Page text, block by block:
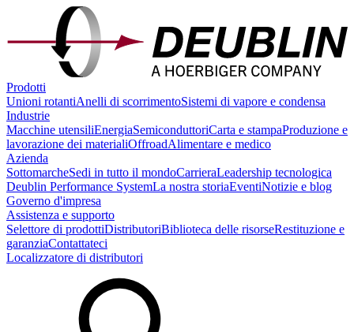
Prodotti
Unioni rotantiAnelli di scorrimentoSistemi di vapore e condensa
Industrie
Macchine utensiliEnergiaSemiconduttoriCarta e stampaProduzione e
lavorazione dei materialiOffroadAlimentare e medico
Azienda
SottomarcheSedi in tutto il mondoCarrieraLeadership tecnologica
Deublin Performance SystemLa nostra storiaEventiNotizie e blog
Governo d'impresa
Assistenza e supporto
Selettore di prodottiDistributoriBiblioteca delle risorseRestituzione e
garanziaContattateci
Localizzatore di distributori